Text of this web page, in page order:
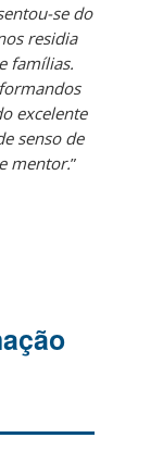
se do
residia
famílias.
excelente
senso de
mentor.”